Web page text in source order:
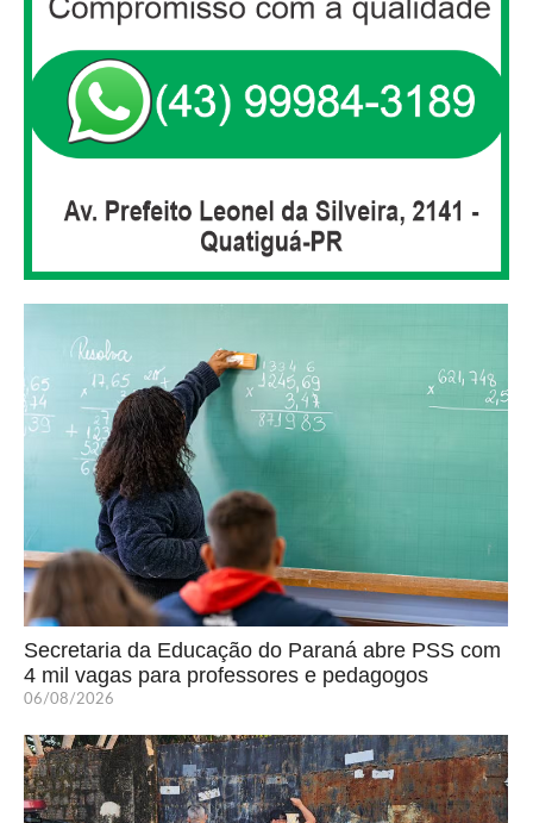
Secretaria da Educação do Paraná abre PSS com
4 mil vagas para professores e pedagogos
06/08/2026